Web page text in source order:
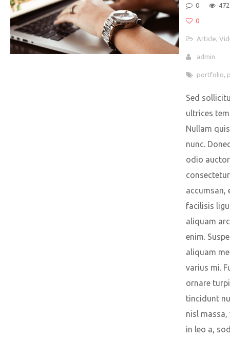
0
0
Article
admin
portfolio
Sed
ultrices
Nullam
nunc.
odio auctor
consectetur
accumsan,
facilisis
aliquam
enim.
aliquam
varius mi.
ornare
tincidunt
nisl
in leo a,